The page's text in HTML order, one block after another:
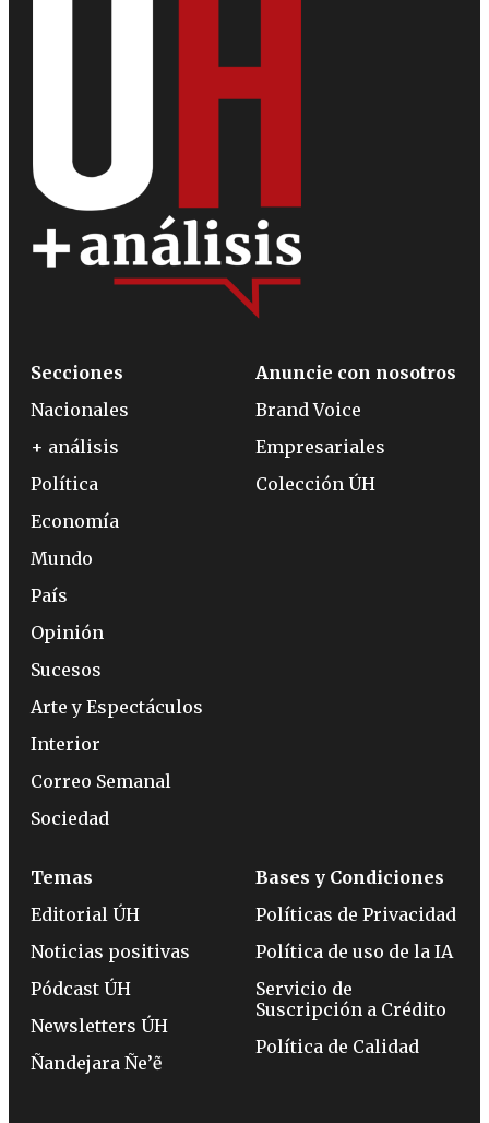
Secciones
Nacionales
+ análisis
Política
Economía
Mundo
País
Opinión
Sucesos
Arte y Espectáculos
Interior
Correo Semanal
Sociedad
Anuncie con nosotros
Brand Voice
Empresariales
Colección ÚH
Temas
Editorial ÚH
Noticias positivas
Pódcast ÚH
Newsletters ÚH
Ñandejara Ñe’ẽ
Bases y Condiciones
Políticas de Privacidad
Política de uso de la IA
Servicio de
Suscripción a Crédito
Política de Calidad